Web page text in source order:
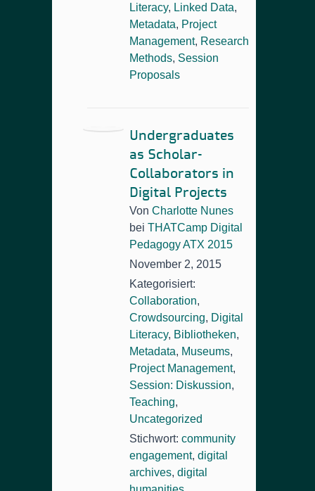
Literacy, Linked Data,
Metadata, Project
Management, Research
Methods, Session
Proposals
Undergraduates
as Scholar-
Collaborators in
Digital Projects
Von Charlotte Nunes
bei THATCamp Digital
Pedagogy ATX 2015
November 2, 2015
Kategorisiert:
Collaboration,
Crowdsourcing, Digital
Literacy, Bibliotheken,
Metadata, Museums,
Project Management,
Session: Diskussion,
Teaching,
Uncategorized
Stichwort: community
engagement, digital
archives, digital